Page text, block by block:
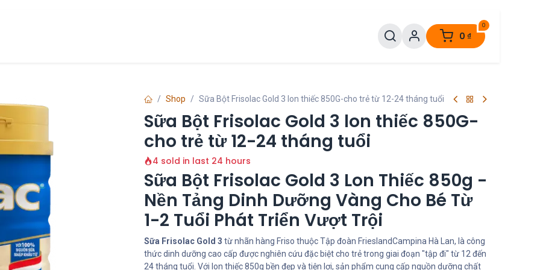
0
0 ₫
Shop Sữa Bột Frisolac Gold 3 lon thiếc 850G-cho trẻ từ 12-24 tháng tuổi
Sữa Bột Frisolac Gold 3 lon thiếc 850G-
cho trẻ từ 12-24 tháng tuổi
4 sold in last 24 hours
Sữa Bột Frisolac Gold 3 Lon Thiếc 850g -
Nền Tảng Dinh Dưỡng Vàng Cho Bé Từ
1-2 Tuổi Phát Triển Vượt Trội
Sữa Frisolac Gold 3 từ nhãn hàng Friso thuộc Tập đoàn FrieslandCampina Hà Lan, là công
thức dinh dưỡng cao cấp được nghiên cứu đặc biệt cho trẻ trong giai đoạn "tập đi" từ 12 đến
24 tháng tuổi. Với lon thiếc 850g bền đẹp và tiện lợi, sản phẩm cung cấp nguồn dưỡng chất